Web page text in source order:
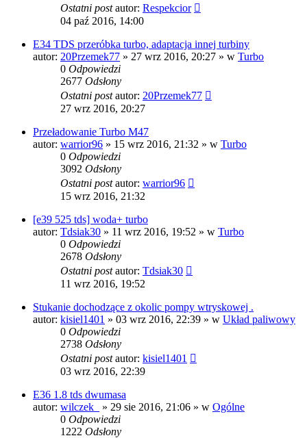
Ostatni postautor: Respekcior
04 paź 2016, 14:00
E34 TDS przeróbka turbo, adaptacja innej turbiny
autor: 20Przemek77 » 27 wrz 2016, 20:27 » w Turbo
0 Odpowiedzi
2677 Odsłony
Ostatni postautor: 20Przemek77
27 wrz 2016, 20:27
Przeładowanie Turbo M47
autor: warrior96 » 15 wrz 2016, 21:32 » w Turbo
0 Odpowiedzi
3092 Odsłony
Ostatni postautor: warrior96
15 wrz 2016, 21:32
[e39 525 tds] woda+ turbo
autor: Tdsiak30 » 11 wrz 2016, 19:52 » w Turbo
0 Odpowiedzi
2678 Odsłony
Ostatni postautor: Tdsiak30
11 wrz 2016, 19:52
Stukanie dochodzące z okolic pompy wtryskowej .
autor: kisiel1401 » 03 wrz 2016, 22:39 » w Układ paliwowy
0 Odpowiedzi
2738 Odsłony
Ostatni postautor: kisiel1401
03 wrz 2016, 22:39
E36 1.8 tds dwumasa
autor: wilczek_ » 29 sie 2016, 21:06 » w Ogólne
0 Odpowiedzi
1222 Odsłony